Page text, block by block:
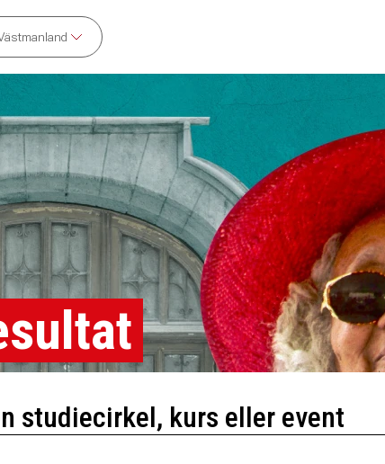
studiecirkel, kurs eller event